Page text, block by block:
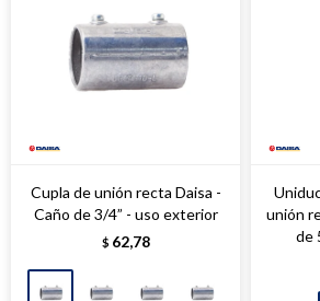
Cupla de unión recta Daisa -
Caño de 3/4” - uso exterior
$ 62,78
unión
de